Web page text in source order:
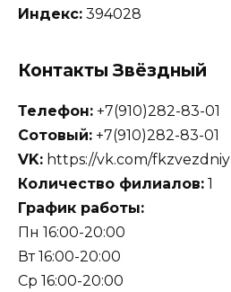
Индекс: 394028
Контакты Звёздный
Телефон: +7(910)282-83-01
Сотовый: +7(910)282-83-01
VK: https://vk.com/fkzvezdniy
Количество филиалов: 1
График работы:
Пн 16:00-20:00
Вт 16:00-20:00
Ср 16:00-20:00